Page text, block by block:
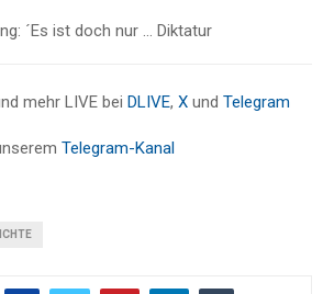
´Es ist doch nur … Diktatur
mehr LIVE bei DLIVE, X und Telegram
Telegram-Kanal